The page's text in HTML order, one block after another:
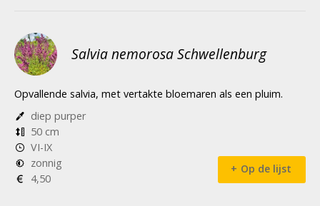
Salvia nemorosa Schwellenburg
Opvallende salvia, met vertakte bloemaren als een pluim.
diep purper
50 cm
VI-IX
zonnig
4,50
Op de lijst